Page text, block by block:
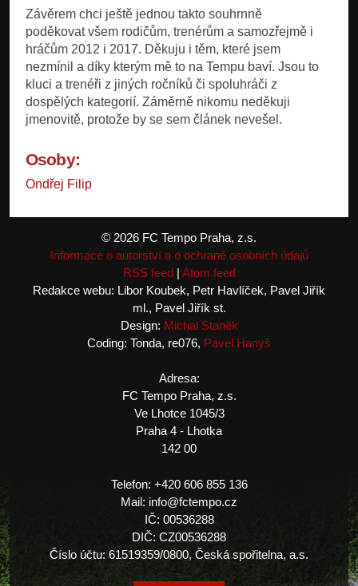
Závěrem chci ještě jednou takto souhrnně
poděkovat všem rodičům, trenérům a samozřejmě i
hráčům 2012 i 2017. Děkuju i těm, které jsem
nezmínil a díky kterým mě to na Tempu baví. Jsou to
kluci a trenéři z jiných ročníků či spoluhráči z
dospělých kategorií. Záměrně nikomu neděkuji
jmenovitě, protože by se sem článek nevešel.
Osoby:
Ondřej Filip
© 2026 FC Tempo Praha, z.s.
Informace o autorství a o ochraně osobních údajů
RSS feed| Atom feed
Redakce webu: Libor Koubek, Petr Havlíček, Pavel Jiřík
ml., Pavel Jiřík st.
Design: Michal Staněk
Coding: Tonda, re076, Pavel Hanyš
Adresa:
FC Tempo Praha, z.s.
Ve Lhotce 1045/3
Praha 4 - Lhotka
142 00
Telefon: +420 606 855 136
Mail: info@fctempo.cz
IČ: 00536288
DIČ: CZ00536288
Číslo účtu: 61519359/0800, Česká spořitelna, a.s.